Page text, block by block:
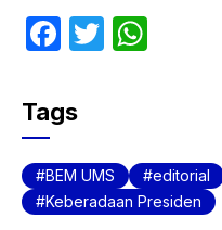
F
c
e
b
o
T
A
p
Tags
BEM UMS editorial
Keberadaan Presiden